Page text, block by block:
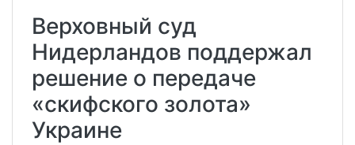
Верховный суд
Нидерландов поддержал
решение о передаче
«скифского золота»
Украине